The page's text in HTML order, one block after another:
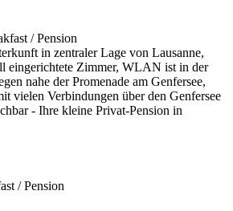
in zentraler Lage von Lausanne,
eingerichtete Zimmer, WLAN ist in der
nahe der Promenade am Genfersee,
vielen Verbindungen über den Genfersee
- Ihre kleine Privat-Pension in
/ Pension